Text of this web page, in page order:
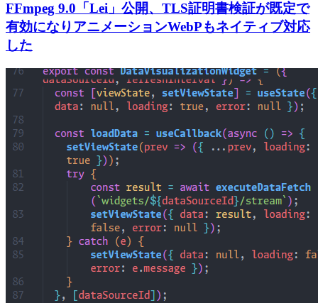
FFmpeg 9.0「Lei」公開、TLS証明書検証が既定で
有効になりアニメーションWebPもネイティブ対応
した